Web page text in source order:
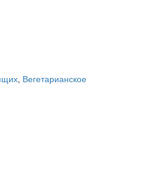
, Вегетарианское